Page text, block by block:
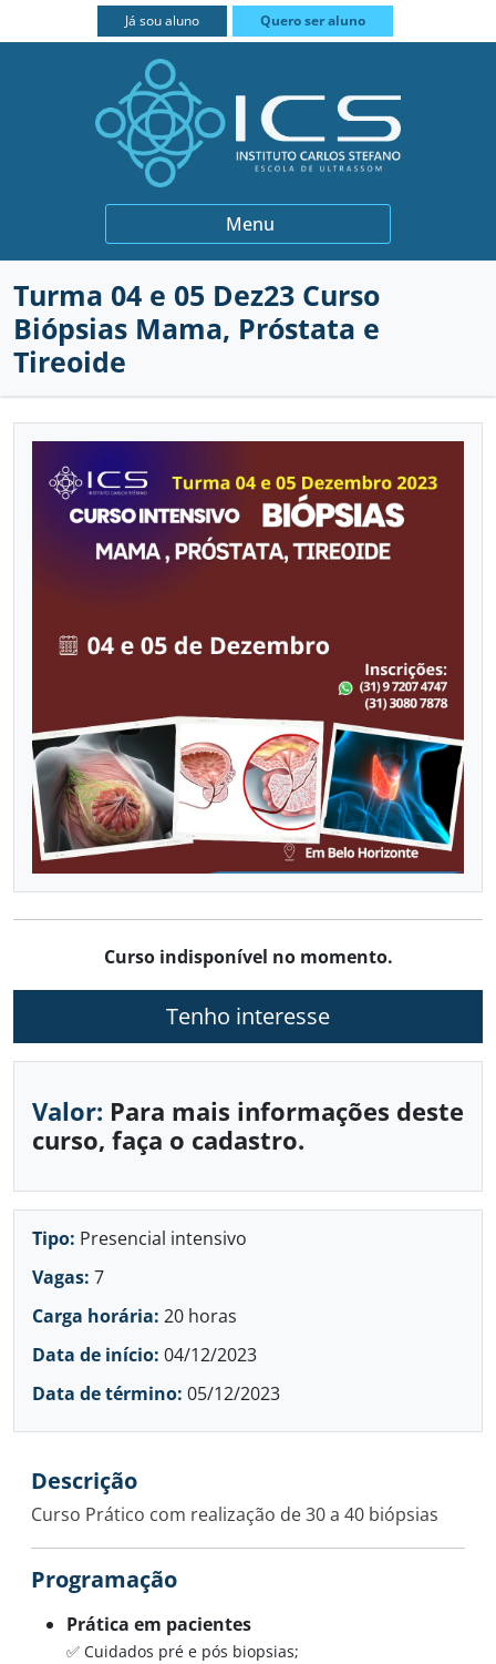
Já sou aluno Quero ser aluno
Menu
FECHAR
INSTITUCIONAL
QUEM SOMOS
BIÓPSIAS
GINECOLOGIA E OBSTETRÍCIA
MEDICINA INTERNA
PRÁTICA INTENSIVA
VASCULAR COM DOPPLER
CALENDÁRIO DE CURSOS
CONTATO
Já sou aluno
Turma 04 e 05 Dez23 Curso
Biópsias Mama, Próstata e
Tireoide
Curso indisponível no momento.
Tenho interesse
Valor: Para mais informações deste
curso, faça o cadastro.
Tipo: Presencial intensivo
Vagas: 7
Carga horária: 20 horas
Data de início: 04/12/2023
Data de término: 05/12/2023
Descrição
Curso Prático com realização de 30 a 40 biópsias
Programação
Prática em pacientes
✅ Cuidados pré e pós biopsias;